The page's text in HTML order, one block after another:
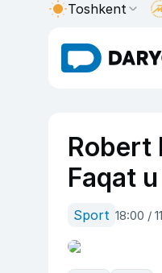
Toshkent
Robert
Faqat
Sport 18:00 /